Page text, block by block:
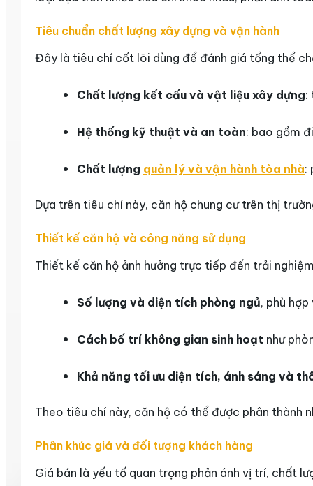
Tiêu chuẩn chất lượng xây dựng và vận hành
Đây là tiêu chí cốt lõi dùng để đánh giá tổng thể
Chất lượng kết cấu và vật liệu xây dựng:
Hệ thống kỹ thuật và an toàn: bao gồm
Chất lượng quản lý và vận hành tòa nhà:
Dựa trên tiêu chí này, căn hộ chung cư trên thị
Thiết kế căn hộ và công năng sử dụng
Thiết kế căn hộ ảnh hưởng trực tiếp đến trải
Số lượng và diện tích phòng ngủ, phù
Cách bố trí không gian sinh hoạt như
Khả năng tối ưu diện tích, ánh sáng và
Theo tiêu chí này, căn hộ có thể được phân thành
Phân khúc giá và đối tượng khách hàng
Giá bán là yếu tố quan trọng phản ánh vị trí, chất